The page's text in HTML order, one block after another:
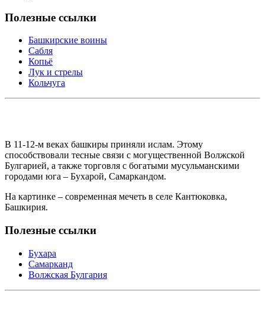
Полезные ссылки
Башкирские воины
Сабля
Копьё
Лук и стрелы
Кольчуга
В 11-12-м веках башкиры приняли ислам. Этому
способствовали тесные связи с могущественной Волжской
Булгарией, а также торговля с богатыми мусульманскими
городами юга – Бухарой, Самаркандом.
На картинке – современная мечеть в селе Кантюковка,
Башкирия.
Полезные ссылки
Бухара
Самарканд
Волжская Булгария